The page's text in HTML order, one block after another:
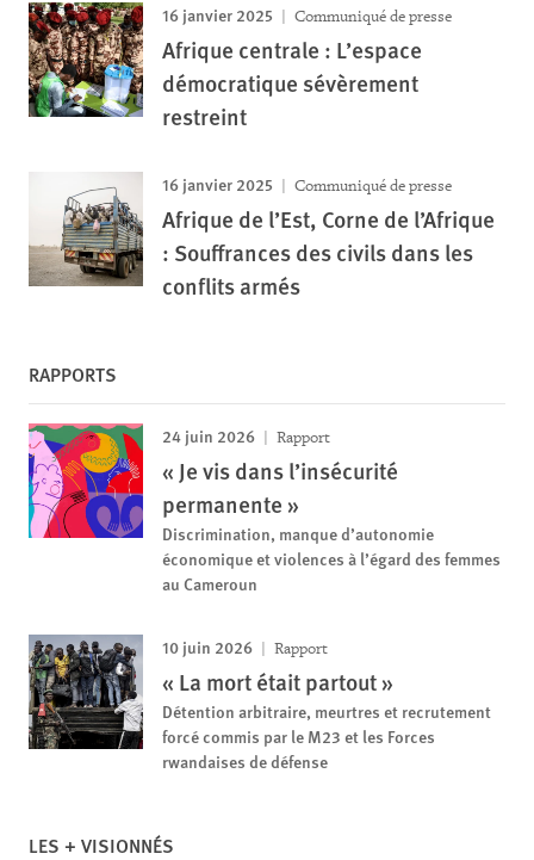
16 janvier 2025 Communiqué de presse
Afrique centrale : L’espace
démocratique sévèrement
restreint
16 janvier 2025 Communiqué de presse
Afrique de l’Est, Corne de l’Afrique
: Souffrances des civils dans les
conflits armés
RAPPORTS
24 juin 2026 Rapport
« Je vis dans l’insécurité
permanente »
Discrimination, manque d’autonomie
économique et violences à l’égard des femmes
au Cameroun
10 juin 2026 Rapport
« La mort était partout »
Détention arbitraire, meurtres et recrutement
forcé commis par le M23 et les Forces
rwandaises de défense
LES + VISIONNÉS